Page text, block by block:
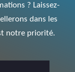
? Laissez-
dans les
notre priorité.